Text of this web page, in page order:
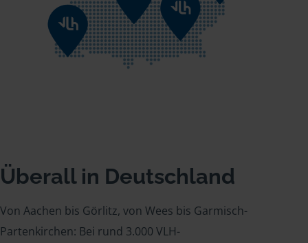
Überall in Deutschland
Von Aachen bis Görlitz, von Wees bis Garmisch-
Partenkirchen: Bei rund 3.000 VLH-